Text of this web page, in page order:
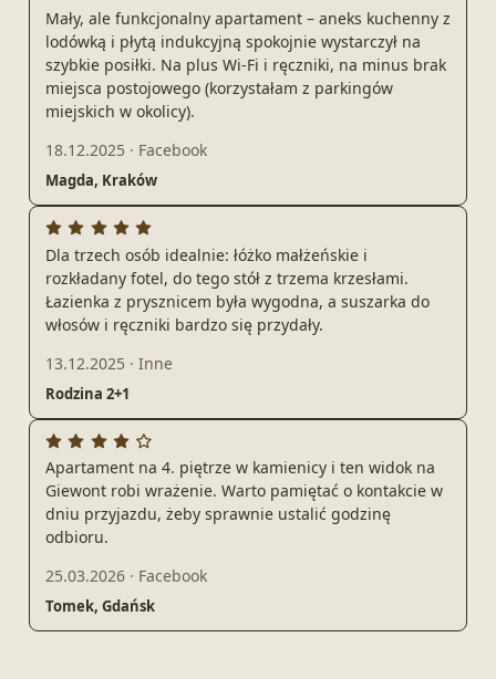
Mały, ale funkcjonalny apartament – aneks kuchenny z
lodówką i płytą indukcyjną spokojnie wystarczył na
szybkie posiłki. Na plus Wi‑Fi i ręczniki, na minus brak
miejsca postojowego (korzystałam z parkingów
miejskich w okolicy).
18.12.2025 · Facebook
Magda, Kraków
Dla trzech osób idealnie: łóżko małżeńskie i
rozkładany fotel, do tego stół z trzema krzesłami.
Łazienka z prysznicem była wygodna, a suszarka do
włosów i ręczniki bardzo się przydały.
13.12.2025 · Inne
Rodzina 2+1
Apartament na 4. piętrze w kamienicy i ten widok na
Giewont robi wrażenie. Warto pamiętać o kontakcie w
dniu przyjazdu, żeby sprawnie ustalić godzinę
odbioru.
25.03.2026 · Facebook
Tomek, Gdańsk